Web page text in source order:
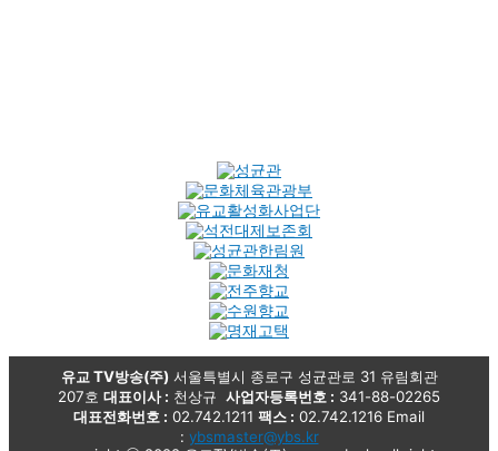
유교 TV방송(주)서울특별시 종로구 성균관로 31 유림회관
207호 대표이사 : 천상규 사업자등록번호 : 341-88-02265
대표전화번호 : 02.742.1211 팩스 : 02.742.1216 Email
: ybsmaster@ybs.kr